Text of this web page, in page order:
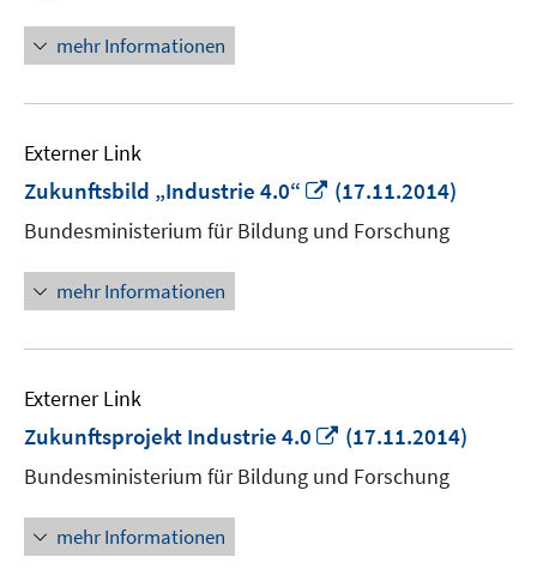
mehr Informationen
Externer Link
Zukunftsbild „Industrie 4.0“
In
neuem
Fenster
(17.11.2014)
Bundesministerium für Bildung und Forschung
mehr Informationen
Externer Link
Zukunftsprojekt Industrie 4.0
In
neuem
Fenster
(17.11.2014)
Bundesministerium für Bildung und Forschung
mehr Informationen